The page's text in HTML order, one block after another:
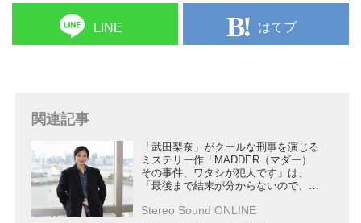
LINE はてブ
関連記事
「武田梨奈」がクールな刑事を演じる
ミステリー作「MADDER（マダー）
その事件、ワタシが犯人です」は、
「最後まで結末が分からないので、細
しい」
Stereo Sound ONLINE